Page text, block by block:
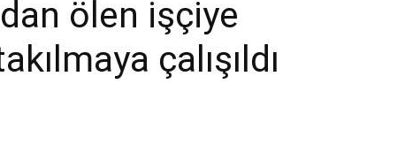
ölen işçiye
çalışıldı